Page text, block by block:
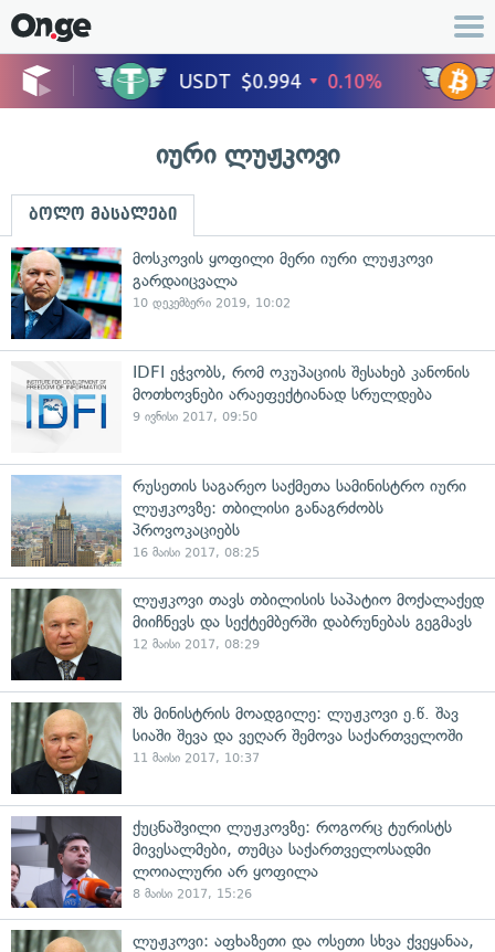
იური ლუჟკოვი
ბოლო მასალები
მოსკოვის ყოფილი მერი იური ლუჟკოვი
გარდაიცვალა
10 დეკემბერი 2019, 10:02
IDFI ეჭვობს, რომ ოკუპაციის შესახებ კანონის
მოთხოვნები არაეფექტიანად სრულდება
9 ივნისი 2017, 09:50
რუსეთის საგარეო საქმეთა სამინისტრო იური
ლუჟკოვზე: თბილისი განაგრძობს
პროვოკაციებს
16 მაისი 2017, 08:25
ლუჟკოვი თავს თბილისის საპატიო მოქალაქედ
მიიჩნევს და სექტემბერში დაბრუნებას გეგმავს
12 მაისი 2017, 08:29
შს მინისტრის მოადგილე: ლუჟკოვი ე.წ. შავ
სიაში შევა და ვეღარ შემოვა საქართველოში
11 მაისი 2017, 10:37
ქუცნაშვილი ლუჟკოვზე: როგორც ტურისტს
მივესალმები, თუმცა საქართველოსადმი
ლოიალური არ ყოფილა
8 მაისი 2017, 15:26
ლუჟკოვი: აფხაზეთი და ოსეთი სხვა ქვეყანაა,